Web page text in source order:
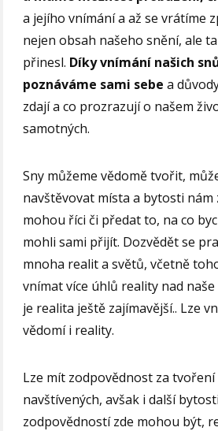
a jejího vnímání a až se vrátíme
nejen obsah našeho snění, ale
přinesl. Díky vnímání našich
poznáváme sami sebe a
zdají a co prozrazují o našem
samotných.
Sny můžeme vědomě tvořit,
navštěvovat místa a bytosti nám
mohou říci či předat to, na co
mohli sami přijít. Dozvědět se
mnoha realit a světů, včetně
vnímat více úhlů reality nad naše
je realita ještě zajímavější.. Lze
vědomí i reality.
Lze mít zodpovědnost za
navštívených, avšak i další
zodpovědností zde mohou být,